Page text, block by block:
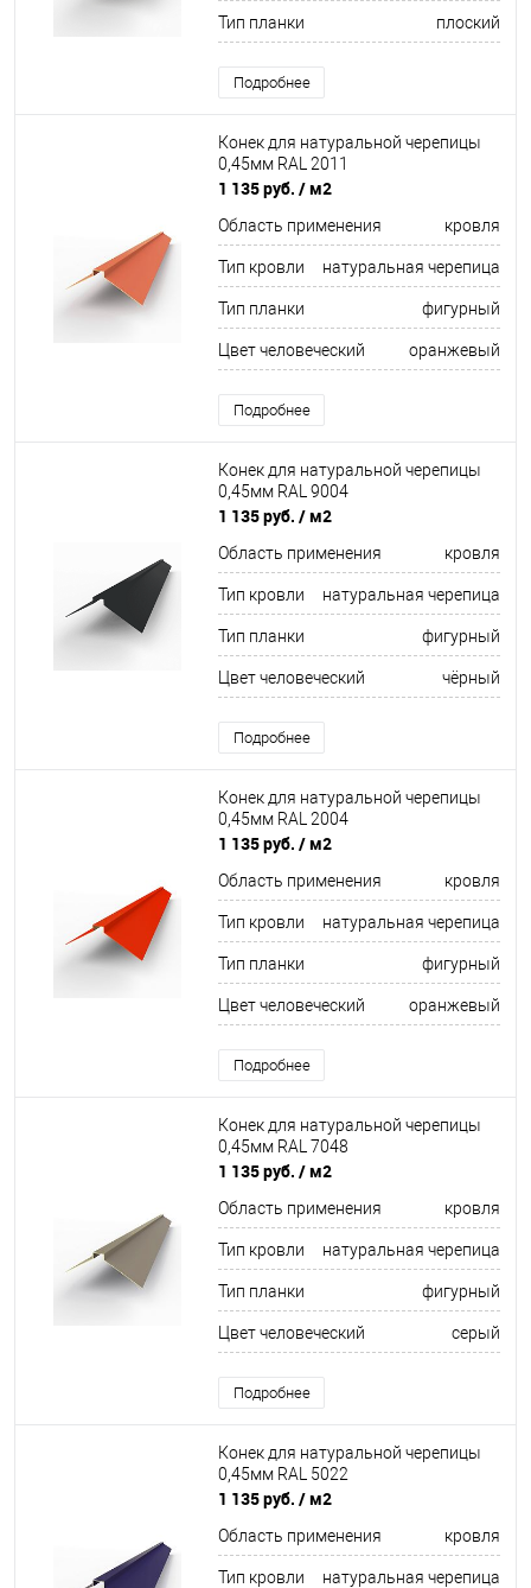
Тип планки плоский
Подробнее
Конек для натуральной черепицы
0,45мм RAL 2011
1 135 руб. / м2
Область применения кровля
Тип кровли натуральная черепица
Тип планки фигурный
Цвет человеческий оранжевый
Подробнее
Конек для натуральной черепицы
0,45мм RAL 9004
1 135 руб. / м2
Область применения кровля
Тип кровли натуральная черепица
Тип планки фигурный
Цвет человеческий чёрный
Подробнее
Конек для натуральной черепицы
0,45мм RAL 2004
1 135 руб. / м2
Область применения кровля
Тип кровли натуральная черепица
Тип планки фигурный
Цвет человеческий оранжевый
Подробнее
Конек для натуральной черепицы
0,45мм RAL 7048
1 135 руб. / м2
Область применения кровля
Тип кровли натуральная черепица
Тип планки фигурный
Цвет человеческий серый
Подробнее
Конек для натуральной черепицы
0,45мм RAL 5022
1 135 руб. / м2
Область применения кровля
Тип кровли натуральная черепица